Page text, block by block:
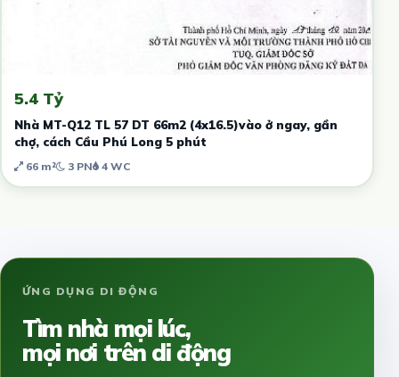
5.4 Tỷ
Nhà MT-Q12 TL 57 DT 66m2 (4x16.5)vào ở ngay, gần
chợ, cách Cầu Phú Long 5 phút
66 m² 3 PN 4 WC
ỨNG DỤNG DI ĐỘNG
Tìm nhà mọi lúc,
mọi nơi trên di động